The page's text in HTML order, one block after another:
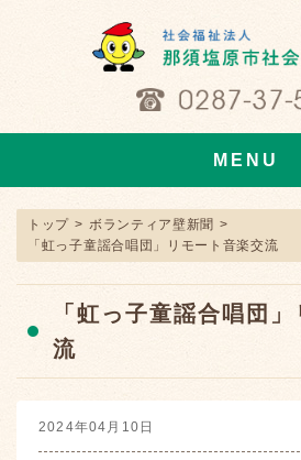
MENU
トップ > ボランティア壁新聞 >
「虹っ子童謡合唱団」リモート音楽交流
「虹っ子童謡合唱団
流
2024年04月10日